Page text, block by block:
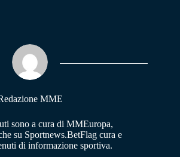
MME
sono a cura di MMEuropa,
su Sportnews.BetFlag cura e
di informazione sportiva.